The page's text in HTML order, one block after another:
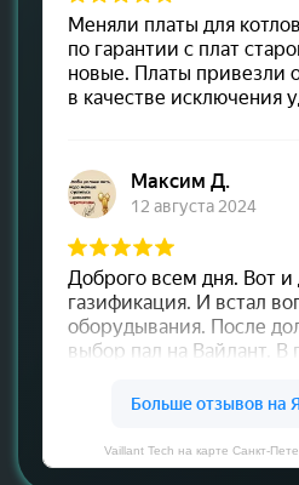
Vaillant Tech на карте